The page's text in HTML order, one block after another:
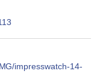
impresswatch-14-